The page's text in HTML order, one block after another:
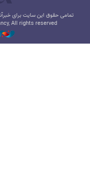
تمامی حقوق این سایت برای
All rights reserved